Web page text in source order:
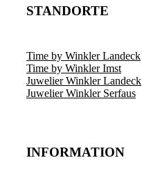
STANDORTE
Time by Winkler Landeck
Time by Winkler Imst
Juwelier Winkler Landeck
Juwelier Winkler Serfaus
INFORMATION